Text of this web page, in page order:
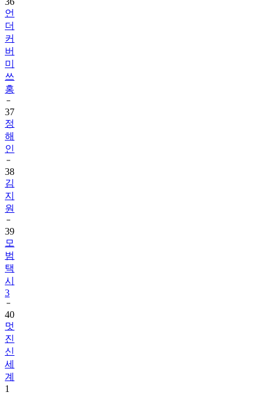
언
더
커
버
미
쓰
홍
37
정
해
인
38
김
지
원
39
모
범
택
시
3
40
멋
진
신
세
계
1